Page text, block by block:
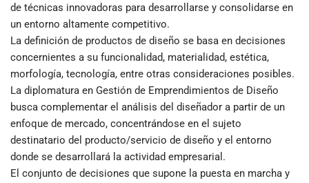
de técnicas innovadoras para desarrollarse y consolidarse en
un entorno altamente competitivo.
La definición de productos de diseño se basa en decisiones
concernientes a su funcionalidad, materialidad, estética,
morfología, tecnología, entre otras consideraciones posibles.
La diplomatura en Gestión de Emprendimientos de Diseño
busca complementar el análisis del diseñador a partir de un
enfoque de mercado, concentrándose en el sujeto
destinatario del producto/servicio de diseño y el entorno
donde se desarrollará la actividad empresarial.
El conjunto de decisiones que supone la puesta en marcha y